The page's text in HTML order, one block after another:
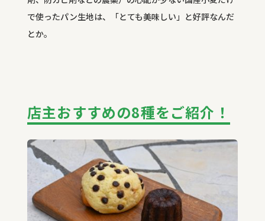
で使ったパン生地は、「とても美味しい」と好評なんだ
とか。
店主おすすめの8種をご紹介！